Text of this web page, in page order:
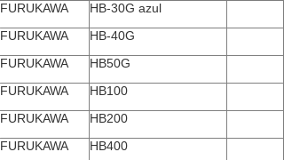
FURUKAWA
HB-30G azul
FURUKAWA
HB-40G
FURUKAWA
HB50G
FURUKAWA
HB100
FURUKAWA
HB200
FURUKAWA
HB400